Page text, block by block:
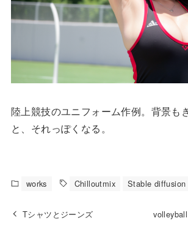
陸上競技のユニフォーム作例。背景も
と、それっぽくなる。
works Chilloutmix Stable diffusion
Tシャツとジーンズ